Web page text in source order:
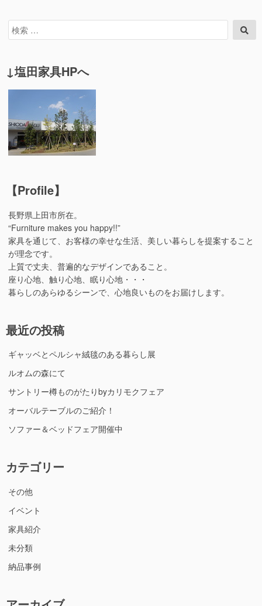
検
索
索
↓塩田家具HPへ
【Profile】
長野県上田市所在。
“Furniture makes you happy!!”
家具を通じて、お客様の幸せな生活、美しい暮らしを提案すること
が理念です。
上質で丈夫、普遍的なデザインであること。
座り心地、触り心地、眠り心地・・・
暮らしのあらゆるシーンで、心地良いものをお届けします。
最近の投稿
ギャッベとペルシャ絨毯のある暮らし展
ルオムの森にて
サントリー樽ものがたりbyカリモクフェア
オーバルテーブルのご紹介！
ソファー＆ベッドフェア開催中
カテゴリー
その他
イベント
家具紹介
未分類
納品事例